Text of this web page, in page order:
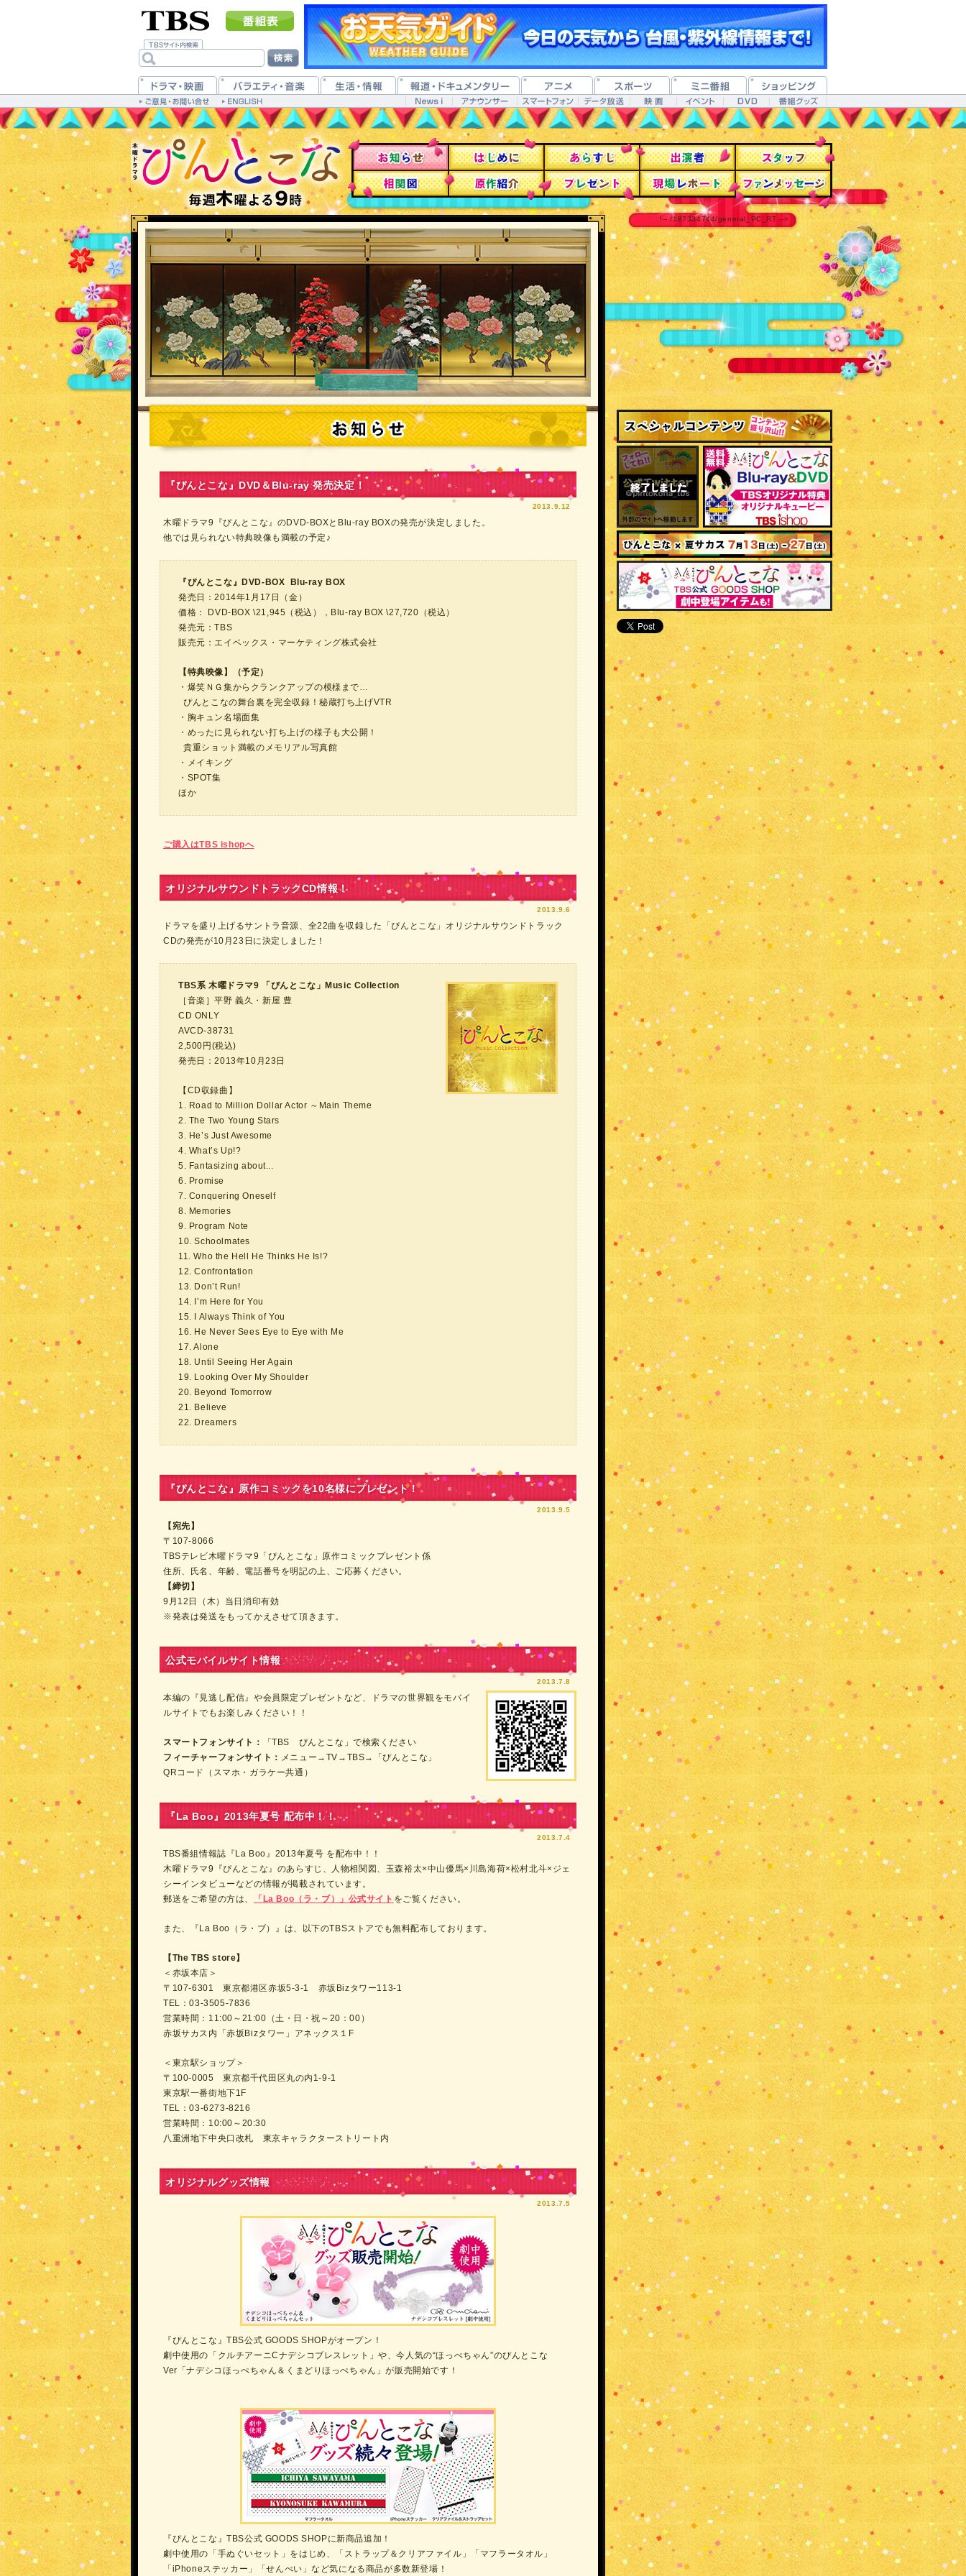
『ぴんとこな』DVD＆Blu-ray 発売決定！
2013.9.12
木曜ドラマ9『ぴんとこな』のDVD-BOXとBlu-ray BOXの発売が決定しました。
他では見られない特典映像も満載の予定♪
『ぴんとこな』DVD-BOX Blu-ray BOX
発売日：2014年1月17日（金）
価格： DVD-BOX \21,945（税込），Blu-ray BOX \27,720（税込）
発売元：TBS
販売元：エイベックス・マーケティング株式会社
【特典映像】（予定）
・爆笑ＮＧ集からクランクアップの模様まで…
ぴんとこなの舞台裏を完全収録！秘蔵打ち上げVTR
・胸キュン名場面集
・めったに見られない打ち上げの様子も大公開！
貴重ショット満載のメモリアル写真館
・メイキング
・SPOT集
ほか
ご購入はTBS ishopへ
オリジナルサウンドトラックCD情報！
2013.9.6
ドラマを盛り上げるサントラ音源、全22曲を収録した「ぴんとこな」オリジナルサウンドトラック
CDの発売が10月23日に決定しました！
TBS系 木曜ドラマ9 「ぴんとこな」Music Collection
［音楽］平野 義久・新屋 豊
CD ONLY
AVCD-38731
2,500円(税込)
発売日：2013年10月23日
【CD収録曲】
1. Road to Million Dollar Actor ～Main Theme
2. The Two Young Stars
3. He’s Just Awesome
4. What’s Up!?
5. Fantasizing about...
6. Promise
7. Conquering Oneself
8. Memories
9. Program Note
10. Schoolmates
11. Who the Hell He Thinks He Is!?
12. Confrontation
13. Don’t Run!
14. I’m Here for You
15. I Always Think of You
16. He Never Sees Eye to Eye with Me
17. Alone
18. Until Seeing Her Again
19. Looking Over My Shoulder
20. Beyond Tomorrow
21. Believe
22. Dreamers
『ぴんとこな』原作コミックを10名様にプレゼント！
2013.9.5
【宛先】
〒107-8066
TBSテレビ木曜ドラマ9「ぴんとこな」原作コミックプレゼント係
住所、氏名、年齢、電話番号を明記の上、ご応募ください。
【締切】
9月12日（木）当日消印有効
※発表は発送をもってかえさせて頂きます。
公式モバイルサイト情報
2013.7.8
本編の『見逃し配信』や会員限定プレゼントなど、ドラマの世界観をモバイ
ルサイトでもお楽しみください！！
スマートフォンサイト：
「TBS ぴんとこな」で検索ください
フィーチャーフォンサイト： メニュー→TV→TBS→「ぴんとこな」
QRコード（スマホ・ガラケー共通）
『La Boo』2013年夏号 配布中！！
2013.7.4
TBS番組情報誌『La Boo』2013年夏号 を配布中！！
木曜ドラマ9『ぴんとこな』のあらすじ、人物相関図、玉森裕太×中山優馬×川島海荷×松村北斗×ジェ
シーインタビューなどの情報が掲載されています。
郵送をご希望の方は、
「La Boo（ラ・ブ）」公式サイト をご覧ください。
また、『La Boo（ラ・ブ）』は、以下のTBSストアでも無料配布しております。
【The TBS store】
＜赤坂本店＞
〒107-6301 東京都港区赤坂5-3-1 赤坂Bizタワー113-1
TEL：03-3505-7836
営業時間：11:00～21:00（土・日・祝～20：00）
赤坂サカス内「赤坂Bizタワー」アネックス１F
＜東京駅ショップ＞
〒100-0005 東京都千代田区丸の内1-9-1
東京駅一番街地下1F
TEL：03-6273-8216
営業時間：10:00～20:30
八重洲地下中央口改札 東京キャラクターストリート内
オリジナルグッズ情報
2013.7.5
『ぴんとこな』TBS公式 GOODS SHOPがオープン！
劇中使用の「クルチアーニCナデシコブレスレット」や、今人気の“ほっぺちゃん”のぴんとこな
Ver「ナデシコほっぺちゃん＆くまどりほっぺちゃん」が販売開始です！
『ぴんとこな』TBS公式 GOODS SHOPに新商品追加！
劇中使用の「手ぬぐいセット」をはじめ、「ストラップ＆クリアファイル」「マフラータオル」
「iPhoneステッカー」「せんべい」など気になる商品が多数新登場！
!-- /187334744/general_PC_RT -->